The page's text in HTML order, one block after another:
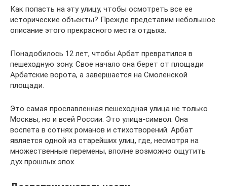
Как попасть на эту улицу, чтобы осмотреть все ее
исторические объекты? Прежде представим небольшое
описание этого прекрасного места отдыха.
Понадобилось 12 лет, чтобы Арбат превратился в
пешеходную зону. Свое начало она берет от площади
Арбатские ворота, а завершается на Смоленской
площади.
Это самая прославленная пешеходная улица не только
Москвы, но и всей России. Это улица-символ. Она
воспета в сотнях романов и стихотворений. Арбат
является одной из старейших улиц, где, несмотря на
множественные перемены, вполне возможно ощутить
дух прошлых эпох.